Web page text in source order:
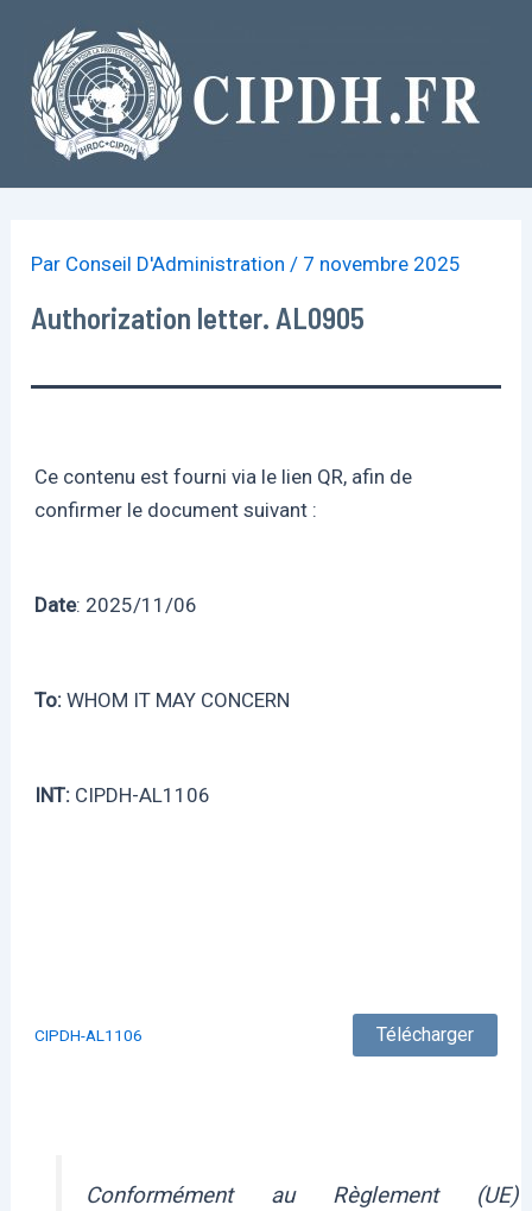
contenu
Par Conseil D'Administration/ 7 novembre 2025
Authorization letter. AL0905
Ce contenu est fourni via le lien QR, afin de
confirmer le document suivant :
Date: 2025/11/06
To: WHOM IT MAY CONCERN
INT: CIPDH-AL1106
CIPDH-AL1106 Télécharger
Conformément au Règlement (UE)